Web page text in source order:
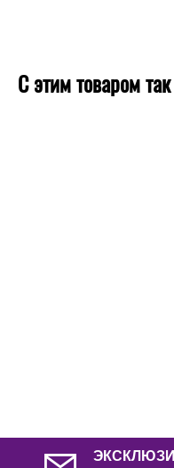
С этим товаром